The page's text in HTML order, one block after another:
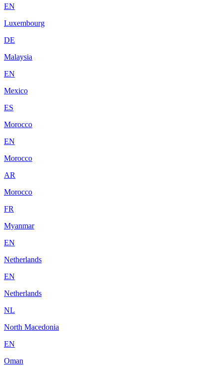
EN
Luxembourg
DE
Malaysia
EN
Mexico
ES
Morocco
EN
Morocco
AR
Morocco
FR
Myanmar
EN
Netherlands
EN
Netherlands
NL
North Macedonia
EN
Oman